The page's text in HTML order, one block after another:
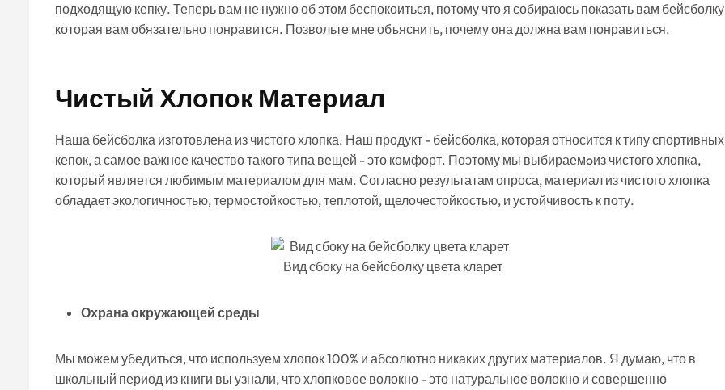
подходящую кепку. Теперь вам не нужно об этом беспокоиться, потому что я собираюсь показать вам
которая вам обязательно понравится. Позвольте мне объяснить, почему она должна вам понравиться.
Чистый Хлопок Материал
Наша бейсболка изготовлена из чистого хлопка. Наш продукт - бейсболка, которая относится к типу спортивных
кепок, а самое важное качество такого типа вещей - это комфорт. Поэтому мы выбираемoиз чистого хлопка,
который является любимым материалом для мам. Согласно результатам опроса, материал из чистого хлопка
обладает экологичностью, термостойкостью, теплотой, щелочестойкостью, и устойчивость к поту.
Вид сбоку на бейсболку цвета кларет
Охрана окружающей среды
Мы можем убедиться, что используем хлопок 100% и абсолютно никаких других материалов. Я думаю, что в
школьный период из книги вы узнали, что хлопковое волокно - это натуральное волокно и совершенно